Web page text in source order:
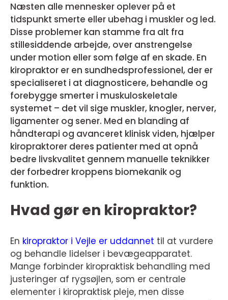
Næsten alle mennesker oplever på et
tidspunkt smerte eller ubehag i muskler og led.
Disse problemer kan stamme fra alt fra
stillesiddende arbejde, over anstrengelse
under motion eller som følge af en skade. En
kiropraktor er en sundhedsprofessionel, der er
specialiseret i at diagnosticere, behandle og
forebygge smerter i muskuloskeletale
systemet – det vil sige muskler, knogler, nerver,
ligamenter og sener. Med en blanding af
håndterapi og avanceret klinisk viden, hjælper
kiropraktorer deres patienter med at opnå
bedre livskvalitet gennem manuelle teknikker
der forbedrer kroppens biomekanik og
funktion.
Hvad gør en kiropraktor?
En kiropraktor i Vejle er uddannet til at vurdere
og behandle lidelser i bevægeapparatet.
Mange forbinder kiropraktisk behandling med
justeringer af rygsøjlen, som er centrale
elementer i kiropraktisk pleje, men disse